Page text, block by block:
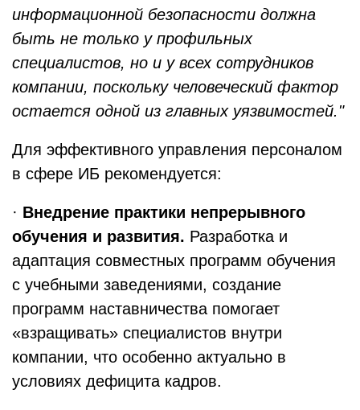
информационной безопасности должна
быть не только у профильных
специалистов, но и у всех сотрудников
компании, поскольку человеческий фактор
остается одной из главных уязвимостей."
Для эффективного управления персоналом
в сфере ИБ рекомендуется:
· Внедрение практики непрерывного
обучения и развития. Разработка и
адаптация совместных программ обучения
с учебными заведениями, создание
программ наставничества помогает
«взращивать» специалистов внутри
компании, что особенно актуально в
условиях дефицита кадров.